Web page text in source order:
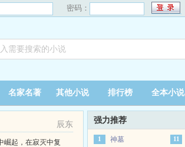
密码：
名家名著 其他小说 排行榜 全本小说
辰东
崛起，在寂灭中复
强力推荐
1 神墓 11